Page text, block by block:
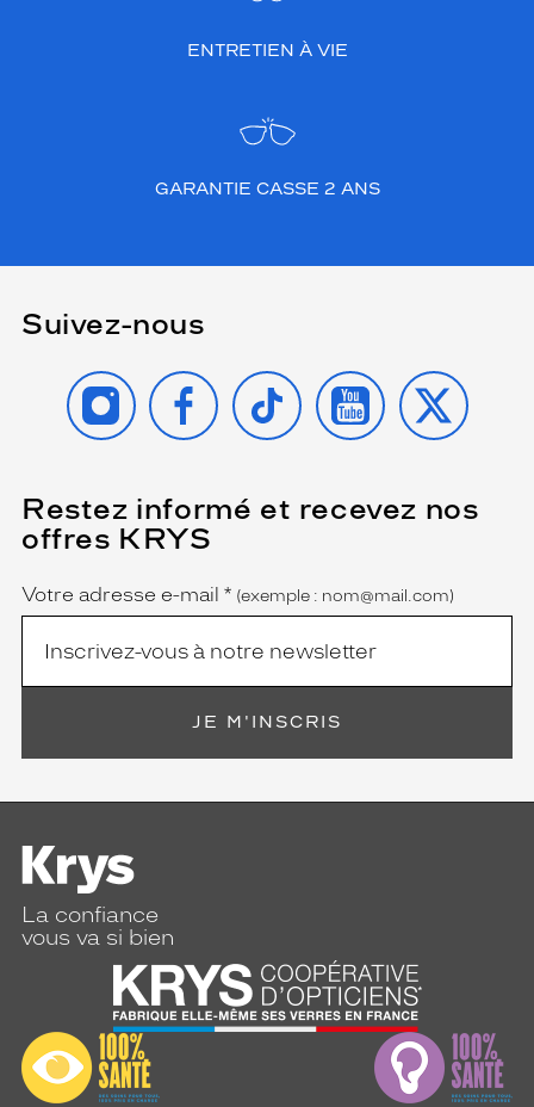
ENTRETIEN À VIE
GARANTIE CASSE 2 ANS
Suivez-nous
INSTAGRAMFACEBOOK
TIKTOK YOUTUBE
X
Restez informé et recevez nos
offres KRYS
Name
Votre adresse e-mail *
(Ce
champ
est
obligatoire)
(exemple : nom@mail.com)
JE M'INSCRIS
La confiance
vous va si bien